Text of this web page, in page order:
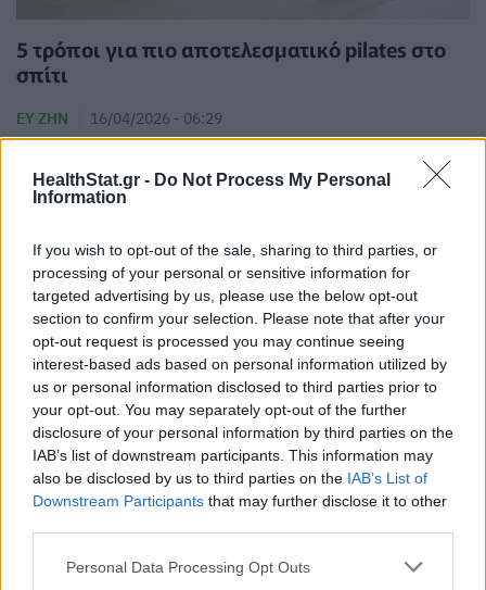
HealthStat.gr - Do Not Process My Personal
Information
If you wish to opt-out of the sale, sharing to third parties, or
processing of your personal or sensitive information for
targeted advertising by us, please use the below opt-out
section to confirm your selection. Please note that after your
opt-out request is processed you may continue seeing
interest-based ads based on personal information utilized by
us or personal information disclosed to third parties prior to
your opt-out. You may separately opt-out of the further
disclosure of your personal information by third parties on the
IAB’s list of downstream participants. This information may
also be disclosed by us to third parties on the IAB’s List of
Downstream Participants that may further disclose it to other
Personal Data Processing Opt Outs
5 τρόποι για πιο αποτελεσματικό pilates στο
σπίτι
ΕΥ ΖΗΝ 16/04/2026 - 06:29
Ανεξήγητη αύξηση βάρους: Τι μπορεί να
κρύβεται πίσω από τα κιλά που πήρατε